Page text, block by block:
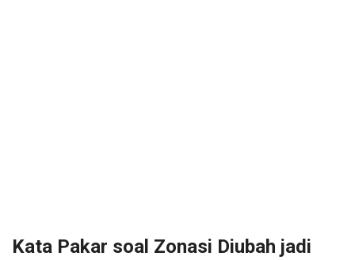
Kata Pakar soal Zonasi Diubah jadi